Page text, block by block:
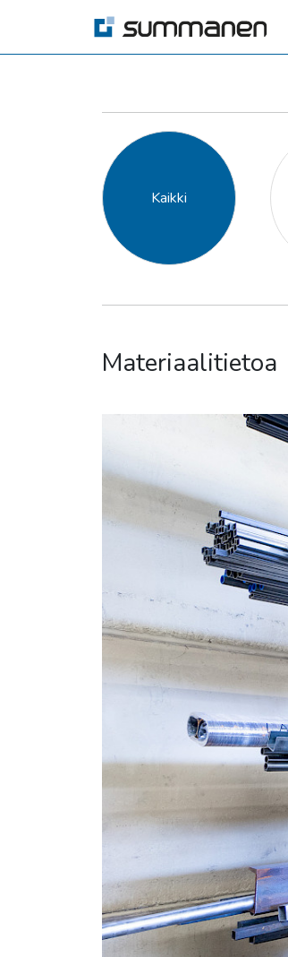
Kaikki
Materiaalitietoa